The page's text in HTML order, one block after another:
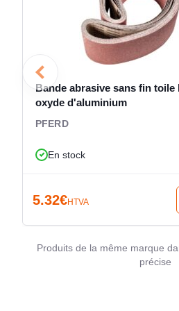
manuel pour obtenir un
homogène et plus nuancé sur
plastique ou surface peinte,
référence adaptée aux travaux
nettoyage technique.
Bande abrasive sans fin toile
oxyde d'aluminium
PFERD
En stock
5.32€HTVA
Produits de la même marque
précise